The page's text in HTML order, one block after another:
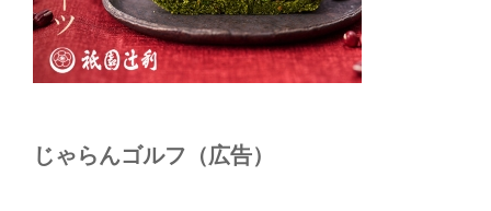
じゃらんゴルフ（広告）